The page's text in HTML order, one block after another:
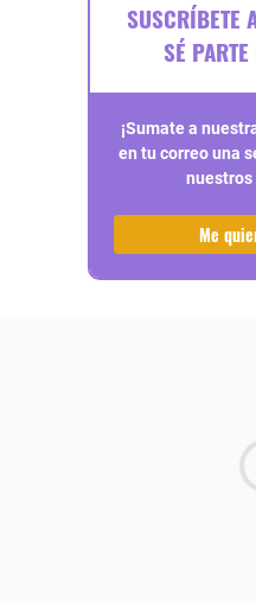
SUSCRÍBETE
SÉ
¡Sumate a
en tu correo una
nuestros
Me